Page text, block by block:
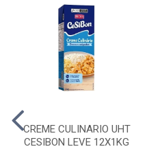
CREME CULINARIO UHT
CESIBON LEVE 12X1KG